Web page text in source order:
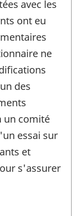
avec les
ont eu
ne
des
un comité
essai sur
et
s'assurer